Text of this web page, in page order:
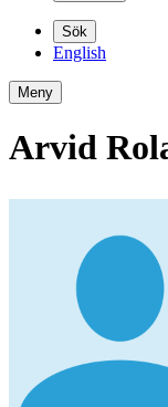
Sök
English
Meny
Arvid